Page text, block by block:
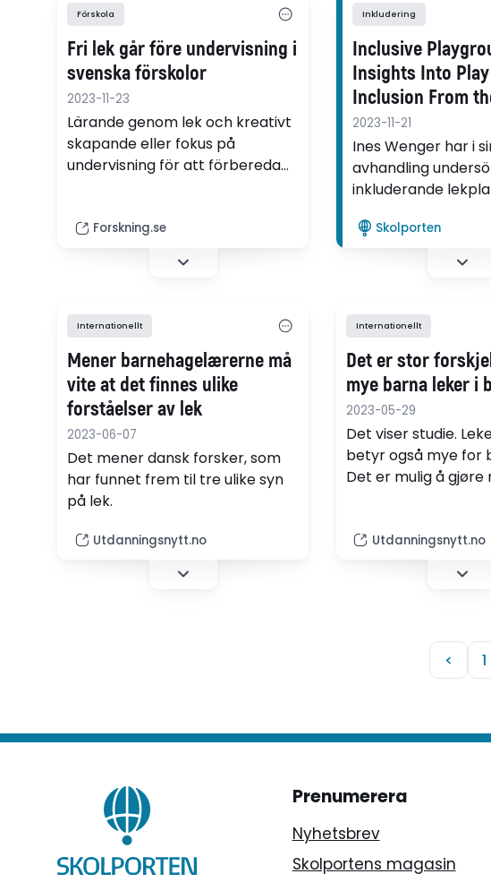
Förskola
Fri lek går före undervisning i
svenska förskolor
2023-11-23
Lärande genom lek och kreativt
skapande eller fokus på
undervisning för att förbereda
pedagoger ägnar sig åt i tre
olika länder.
Forskning.se
Inkludering
Inclusive
Insights Into
Inclusion From
Perspectives of
Providers
2023-11-21
Ines Wenger har i
avhandling
inkluderande
både de med och
funktionshinder,
experter på
Skolporten
Internationellt
Mener barnehagelærerne må
vite at det finnes ulike
forståelser av lek
2023-06-07
Det mener dansk forsker, som
har funnet frem til tre ulike syn
på lek.
Utdanningsnytt.no
Internationellt
Det er stor
mye barna leker i
2023-05-29
Det viser studie.
betyr også mye for
Det er mulig å gjøre
Utdanningsnytt.no
< 1
Prenumerera
Nyhetsbrev
Skolportens magasin